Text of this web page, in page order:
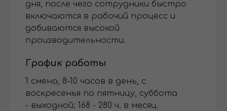
дня, после чего сотрудники быстро
включаются в рабочий процесс и
добиваются высокой
производительности.
График работы
1 смена, 8–10 часов в день, с
воскресенья по пятницу, суббота
- выходной; 168 - 280 ч. в месяц.